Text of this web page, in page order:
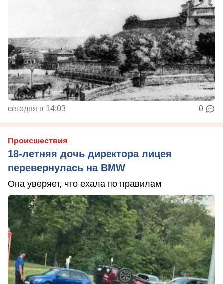
сегодня в 14:03 0
Происшествия
18-летняя дочь директора лицея
перевернулась на BMW
Она уверяет, что ехала по правилам